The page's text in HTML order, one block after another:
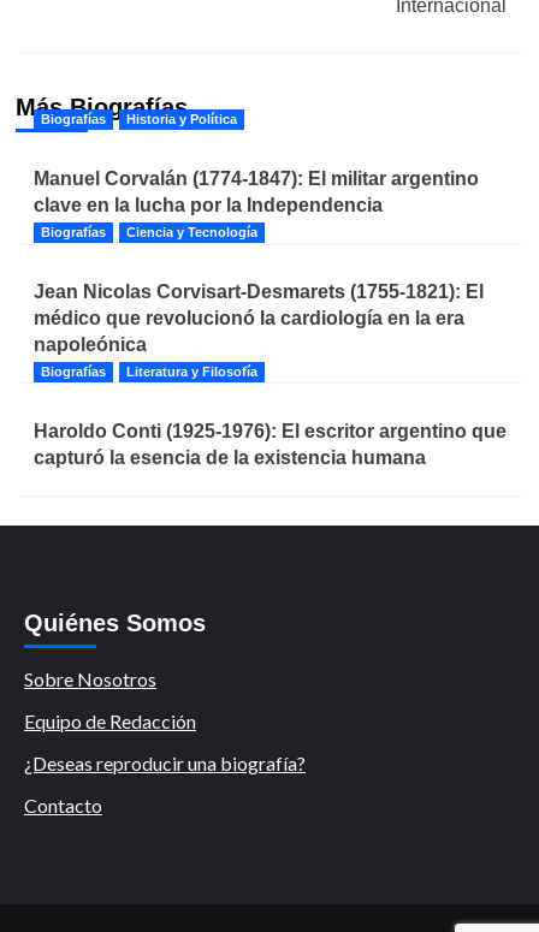
Internacional
Más Biografías
Biografías Historia y Política
Manuel Corvalán (1774-1847): El militar argentino
clave en la lucha por la Independencia
Biografías Ciencia y Tecnología
Jean Nicolas Corvisart-Desmarets (1755-1821): El
médico que revolucionó la cardiología en la era
napoleónica
Biografías Literatura y Filosofía
Haroldo Conti (1925-1976): El escritor argentino que
capturó la esencia de la existencia humana
Quiénes Somos
Sobre Nosotros
Equipo de Redacción
¿Deseas reproducir una biografía?
Contacto